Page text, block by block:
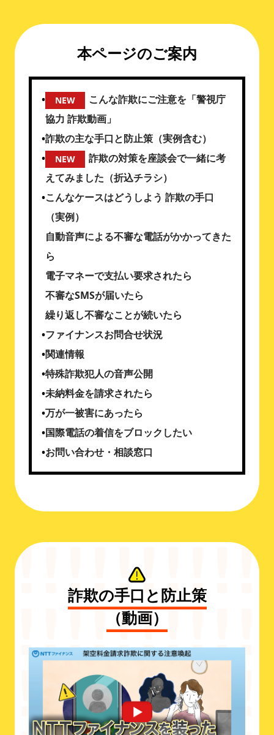
本ページのご案内
NEW
こんな詐欺にご注意を「警視庁
協力 詐欺動画」
詐欺の主な手口と防止策（実例含む）
NEW
詐欺の対策を座談会で一緒に考
えてみました（折込チラシ）
こんなケースはどうしよう 詐欺の手口
（実例）
自動音声による不審な電話がかかってきた
ら
電子マネーで支払い要求されたら
不審なSMSが届いたら
繰り返し不審なことが続いたら
ファイナンスお問合せ状況
関連情報
特殊詐欺犯人の音声公開
未納料金を請求されたら
万が一被害にあったら
国際電話の着信をブロックしたい
お問い合わせ・相談窓口
詐欺の手口と防止策
（動画）